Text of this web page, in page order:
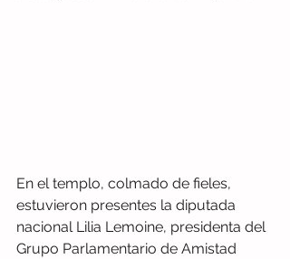
En el templo, colmado de fieles,
estuvieron presentes la diputada
nacional Lilia Lemoine, presidenta del
Grupo Parlamentario de Amistad